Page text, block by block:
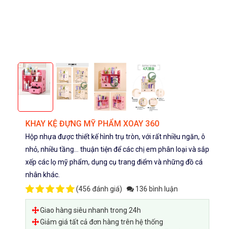
KHAY KỆ ĐỰNG MỸ PHẨM XOAY 360
Hộp nhựa được thiết kế hình trụ tròn, với rất nhiều ngăn, ô
nhỏ, nhiều tầng... thuận tiện để các chị em phân loại và sắp
xếp các lọ mỹ phẩm, dụng cụ trang điểm và những đồ cá
nhân khác.
(456 đánh giá) 136 bình luận
Giao hàng siêu nhanh trong 24h
Giảm giá tất cả đơn hàng trên hệ thống